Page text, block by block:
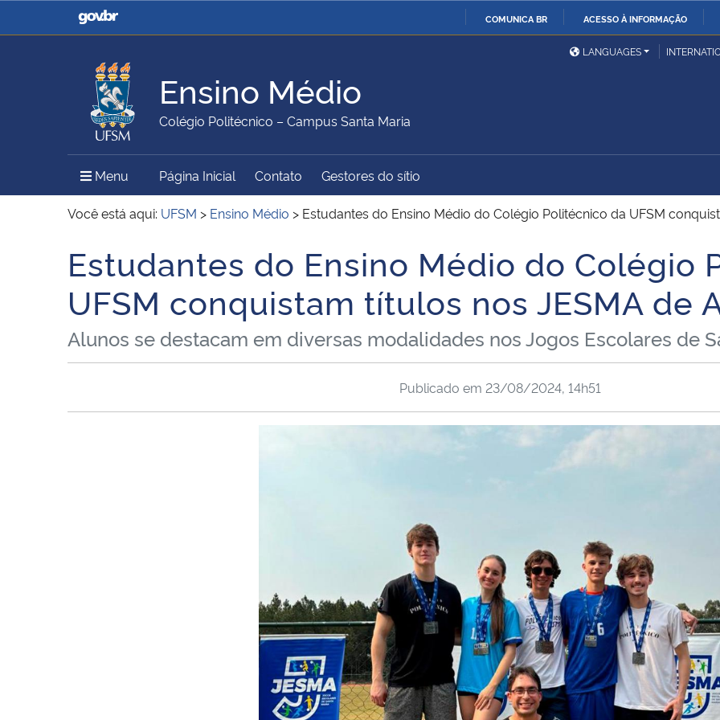
COMUNICA BR ACESSO À INFORMAÇÃO
Casa Civil
Ministério da Justiça e
Ministério da Defesa
Ministério das Relações
Exteriores
Ministério da Agricultura,
Pecuária e Abastecimento
Ministério da Educação
Ministério do Meio Ambiente Ministério do Turismo
Ministério do
Desenvolvimento Regional
União
Secretaria de Governo
Gabinete de Segurança
Institucional
Advocacia-Geral da União Banco Central do Brasil
LANGUAGES
Ensino Médio
Colégio Politécnico – Campus Santa Maria
Menu Menu Principal do Sítio
Página Inicial Contato Gestores do sítio
Você está aqui: UFSM > Ensino Médio > Estudantes do Ensino Médio do Colégio Politécnico da UFSM
Início do conteúdo
Estudantes do Ensino Médio do Colégio
UFSM conquistam títulos nos JESMA de
Alunos se destacam em diversas modalidades nos Jogos Escolares de
Publicado em 23/08/2024, 14h51